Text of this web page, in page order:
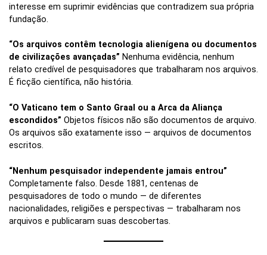
interesse em suprimir evidências que contradizem sua própria
fundação.
“Os arquivos contêm tecnologia alienígena ou documentos
de civilizações avançadas” Nenhuma evidência, nenhum
relato credível de pesquisadores que trabalharam nos arquivos.
É ficção científica, não história.
“O Vaticano tem o Santo Graal ou a Arca da Aliança
escondidos” Objetos físicos não são documentos de arquivo.
Os arquivos são exatamente isso — arquivos de documentos
escritos.
“Nenhum pesquisador independente jamais entrou”
Completamente falso. Desde 1881, centenas de
pesquisadores de todo o mundo — de diferentes
nacionalidades, religiões e perspectivas — trabalharam nos
arquivos e publicaram suas descobertas.